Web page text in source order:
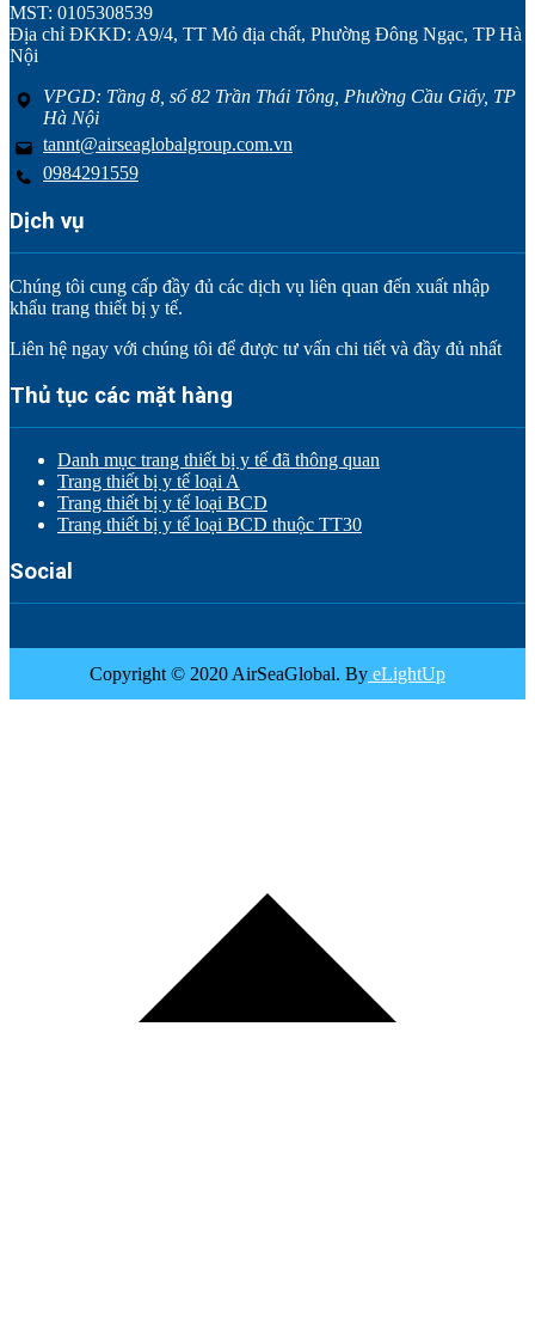
MST: 0105308539
Địa chỉ ĐKKD: A9/4, TT Mỏ địa chất, Phường Đông Ngạc, TP Hà
Nội
VPGD: Tầng 8, số 82 Trần Thái Tông, Phường Cầu Giấy, TP
Hà Nội
tannt@airseaglobalgroup.com.vn
0984291559
Dịch vụ
Chúng tôi cung cấp đầy đủ các dịch vụ liên quan đến xuất nhập
khẩu trang thiết bị y tế.
Liên hệ ngay với chúng tôi để được tư vấn chi tiết và đầy đủ nhất
Thủ tục các mặt hàng
Danh mục trang thiết bị y tế đã thông quan
Trang thiết bị y tế loại A
Trang thiết bị y tế loại BCD
Trang thiết bị y tế loại BCD thuộc TT30
Social
Copyright © 2020 AirSeaGlobal. By eLightUp